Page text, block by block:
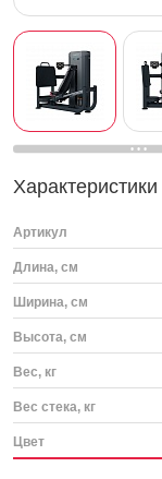
Характеристики
Артикул
Длина, см
Ширина, см
Высота, см
Вес, кг
Вес стека, кг
Цвет